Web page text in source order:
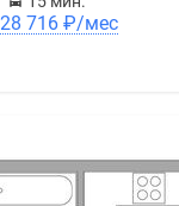
В ипотеку от 28 716 ₽/мес